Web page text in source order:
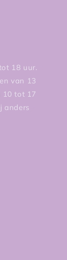
18 uur.
van 13
10 tot 17
anders